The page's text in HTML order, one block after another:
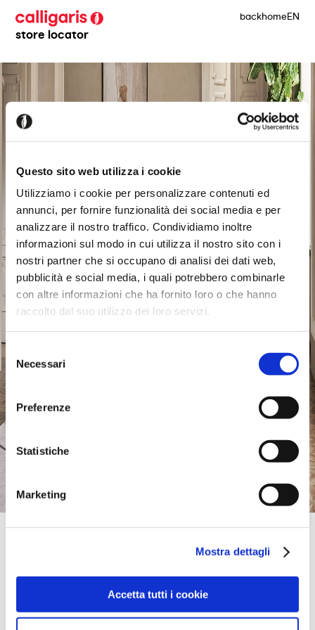
Questo sito web utilizza i cookie
Utilizziamo i cookie per personalizzare contenuti ed
annunci, per fornire funzionalità dei social media e per
analizzare il nostro traffico. Condividiamo inoltre
informazioni sul modo in cui utilizza il nostro sito con i
nostri partner che si occupano di analisi dei dati web,
pubblicità e social media, i quali potrebbero combinarle
con altre informazioni che ha fornito loro o che hanno
raccolto dal suo utilizzo dei loro servizi.
Selezione
del
consenso
Necessari
Preferenze
Statistiche
Marketing
Mostra dettagli
Accetta tutti i cookie
store locator
backhomeEN
Pistone Rosalia Mobili | Carini
90044, CARINI, PA, Italy
09:00 AM - 01:00 PM, 04:00 PM - 07:30 PM
take me here